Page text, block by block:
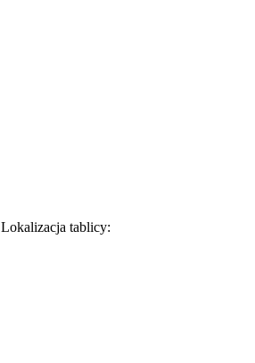
Lokalizacja tablicy: